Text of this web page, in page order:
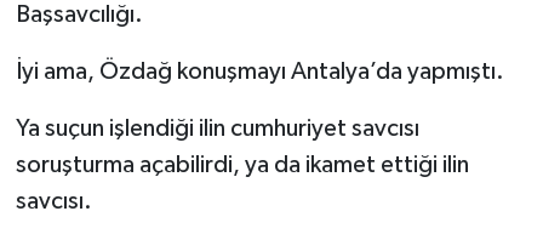
Başsavcılığı.
İyi ama, Özdağ konuşmayı Antalya’da yapmıştı.
Ya suçun işlendiği ilin cumhuriyet savcısı
soruşturma açabilirdi, ya da ikamet ettiği ilin
savcısı.